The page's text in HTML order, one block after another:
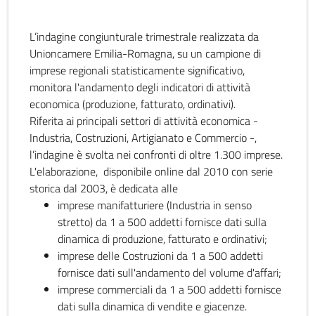
L’indagine congiunturale trimestrale realizzata da
Unioncamere Emilia-Romagna, su un campione di
imprese regionali statisticamente significativo,
monitora l'andamento degli indicatori di attività
economica (produzione, fatturato, ordinativi).
Riferita ai principali settori di attività economica -
Industria, Costruzioni, Artigianato e Commercio -,
l’indagine è svolta nei confronti di oltre 1.300 imprese.
L'elaborazione, disponibile online dal 2010 con serie
storica dal 2003, è dedicata alle
imprese manifatturiere (Industria in senso
stretto) da 1 a 500 addetti fornisce dati sulla
dinamica di produzione, fatturato e ordinativi;
imprese delle Costruzioni da 1 a 500 addetti
fornisce dati sull'andamento del volume d'affari;
imprese commerciali da 1 a 500 addetti fornisce
dati sulla dinamica di vendite e giacenze.